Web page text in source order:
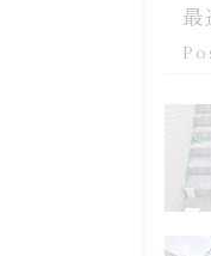
最